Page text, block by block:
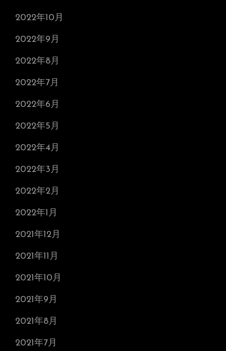
2022年10月
2022年9月
2022年8月
2022年7月
2022年6月
2022年5月
2022年4月
2022年3月
2022年2月
2022年1月
2021年12月
2021年11月
2021年10月
2021年9月
2021年8月
2021年7月